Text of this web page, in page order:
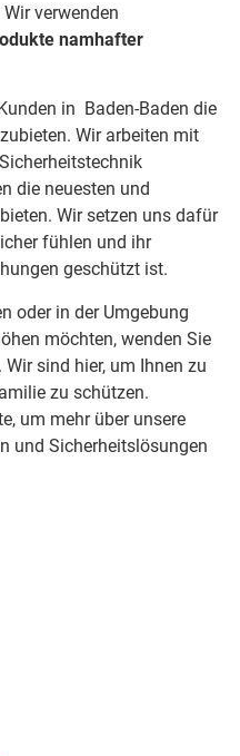
verwenden
namhafter
in Baden-Baden die
Wir arbeiten mit
die neuesten und
Wir setzen uns dafür
fühlen und ihr
geschützt ist.
oder in der Umgebung
möchten, wenden Sie
sind hier, um Ihnen zu
zu schützen.
um mehr über unsere
und Sicherheitslösungen